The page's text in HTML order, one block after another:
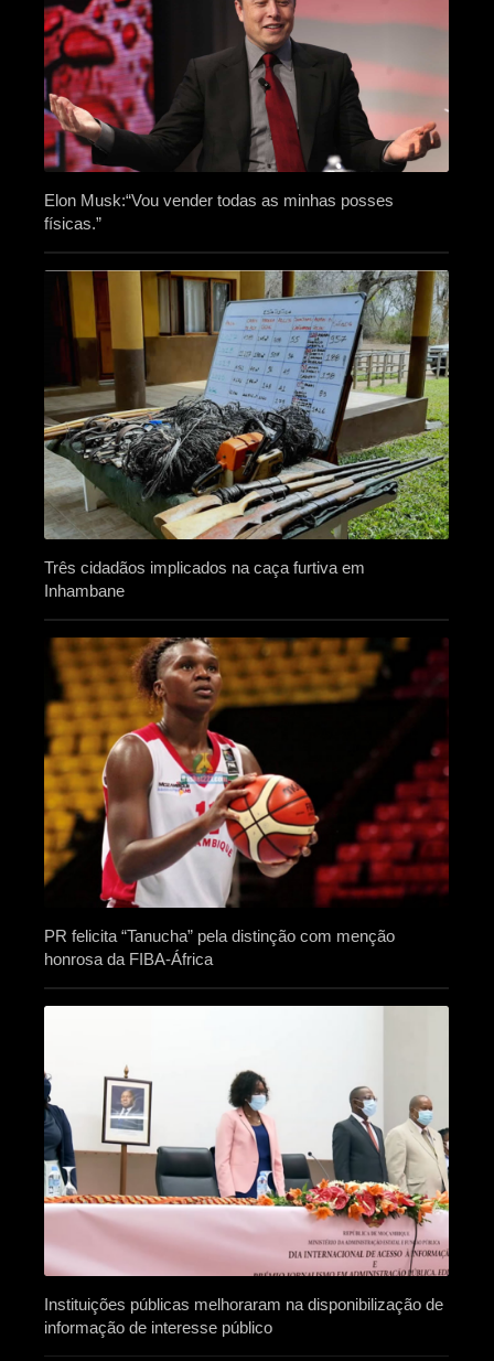
Elon Musk:“Vou vender todas as minhas posses
físicas.”
Três cidadãos implicados na caça furtiva em
Inhambane
PR felicita “Tanucha” pela distinção com menção
honrosa da FIBA-África
Instituições públicas melhoraram na disponibilização de
informação de interesse público